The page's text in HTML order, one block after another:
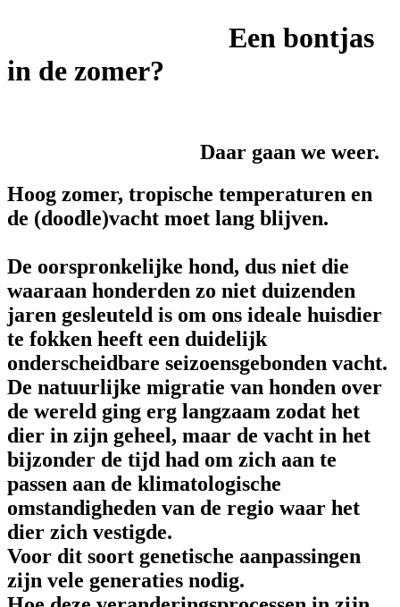
Een bontjas
in de zomer?
Daar gaan we weer.
Hoog zomer, tropische temperaturen en
de (doodle)vacht moet lang blijven.
De oorspronkelijke hond, dus niet die
waaraan honderden zo niet duizenden
jaren gesleuteld is om ons ideale huisdier
te fokken heeft een duidelijk
onderscheidbare seizoensgebonden vacht.
De natuurlijke migratie van honden over
de wereld ging erg langzaam zodat het
dier in zijn geheel, maar de vacht in het
bijzonder de tijd had om zich aan te
passen aan de klimatologische
omstandigheden van de regio waar het
dier zich vestigde.
Voor dit soort genetische aanpassingen
zijn vele generaties nodig.